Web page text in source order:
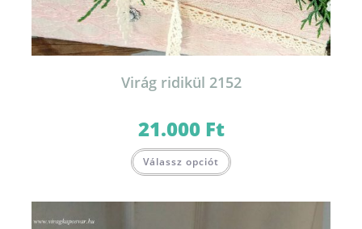
Virág ridikül 2152
21.000 Ft
Válassz opciót